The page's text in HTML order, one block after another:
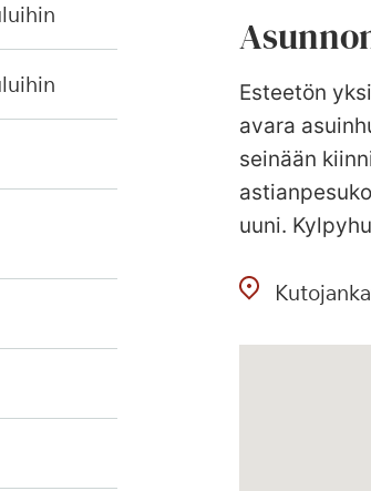
Esteetön
avara
seinään
uuni.